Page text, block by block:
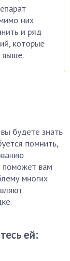
них
и ряд
которые
выше.
будете знать
помнить,
поможет вам
многих
ей: